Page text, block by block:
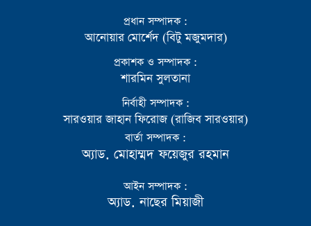
প্রধান সম্পাদক :
আনোয়ার মোর্শেদ (বিটু মজুমদার)
প্রকাশক ও সম্পাদক :
শারমিন সুলতানা
নির্বাহী সম্পাদক :
সারওয়ার জাহান ফিরোজ (রাজিব সারওয়ার)
বার্তা সম্পাদক :
অ্যাড. মোহাম্মদ ফয়েজুর রহমান
আইন সম্পাদক :
অ্যাড. নাছের মিয়াজী